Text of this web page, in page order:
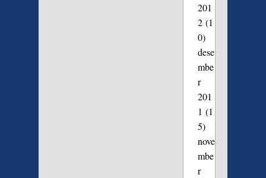
201
2(1
0)
dese
mbe
r
201
1 (1
5)
nove
mbe
r